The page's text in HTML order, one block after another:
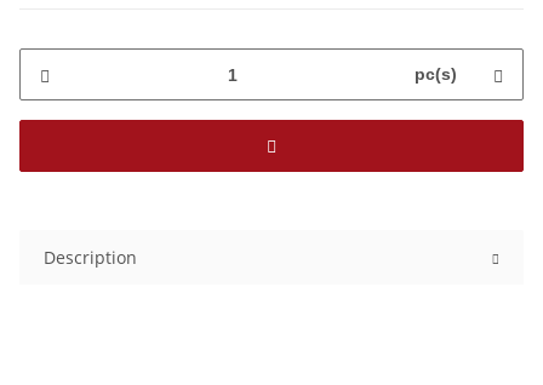
pc(s)
Description